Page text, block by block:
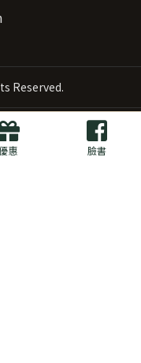
惠 臉書
Reserved.